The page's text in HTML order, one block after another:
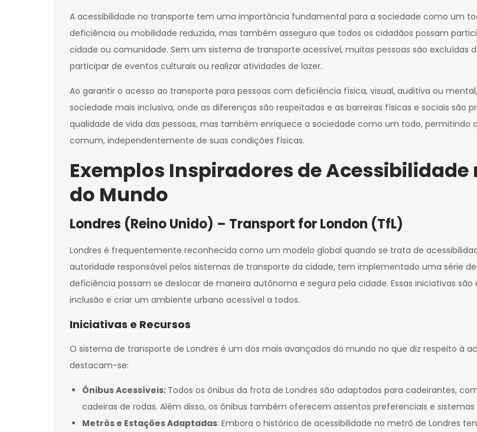
A acessibilidade no transporte tem uma importância fundamental para a sociedade como um
deficiência ou mobilidade reduzida, mas também assegura que todos os cidadãos possam
cidade ou comunidade. Sem um sistema de transporte acessível, muitas pessoas são excluídas
participar de eventos culturais ou realizar atividades de lazer.
Ao garantir o acesso ao transporte para pessoas com deficiência física, visual, auditiva ou
sociedade mais inclusiva, onde as diferenças são respeitadas e as barreiras físicas e sociais são
qualidade de vida das pessoas, mas também enriquece a sociedade como um todo,
comum, independentemente de suas condições físicas.
Exemplos Inspiradores de Acessibilidade
do Mundo
Londres (Reino Unido) – Transport for London (TfL)
Londres é frequentemente reconhecida como um modelo global quando se trata de
autoridade responsável pelos sistemas de transporte da cidade, tem implementado uma série
deficiência possam se deslocar de maneira autônoma e segura pela cidade. Essas iniciativas
inclusão e criar um ambiente urbano acessível a todos.
Iniciativas e Recursos
O sistema de transporte de Londres é um dos mais avançados do mundo no que diz respeito à
destacam-se:
Ônibus Acessíveis: Todos os ônibus da frota de Londres são adaptados para cadeirantes,
cadeiras de rodas. Além disso, os ônibus também oferecem assentos preferenciais e
Metrôs e Estações Adaptadas: Embora o histórico de acessibilidade no metrô de Londres